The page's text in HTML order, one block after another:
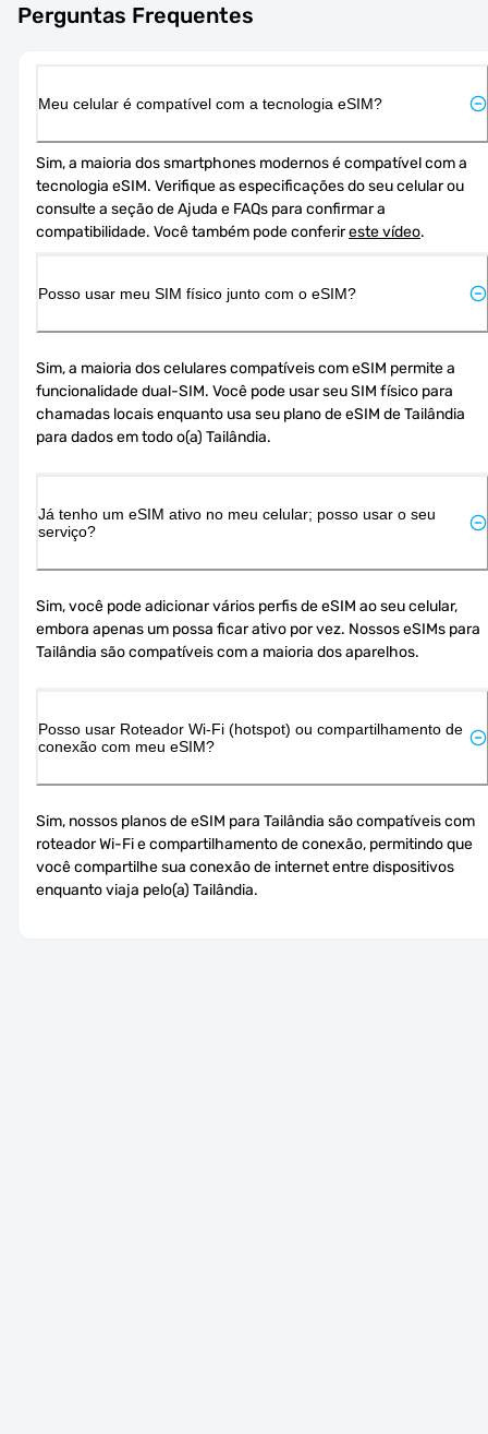
Perguntas Frequentes
Meu celular é compatível com a tecnologia eSIM?
Sim, a maioria dos smartphones modernos é compatível com a
tecnologia eSIM. Verifique as especificações do seu celular ou
consulte a seção de Ajuda e FAQs para confirmar a
compatibilidade. Você também pode conferir este vídeo.
Posso usar meu SIM físico junto com o eSIM?
Sim, a maioria dos celulares compatíveis com eSIM permite a
funcionalidade dual-SIM. Você pode usar seu SIM físico para
chamadas locais enquanto usa seu plano de eSIM de Tailândia
para dados em todo o(a) Tailândia.
Já tenho um eSIM ativo no meu celular; posso usar o seu
serviço?
Sim, você pode adicionar vários perfis de eSIM ao seu celular,
embora apenas um possa ficar ativo por vez. Nossos eSIMs para
Tailândia são compatíveis com a maioria dos aparelhos.
Posso usar Roteador Wi-Fi (hotspot) ou compartilhamento de
conexão com meu eSIM?
Sim, nossos planos de eSIM para Tailândia são compatíveis com
roteador Wi-Fi e compartilhamento de conexão, permitindo que
você compartilhe sua conexão de internet entre dispositivos
enquanto viaja pelo(a) Tailândia.